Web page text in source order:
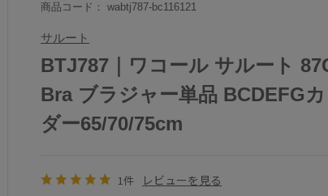
商品コード： wabtj787-bc116121
サルート
BTJ787｜ワコール サルート
Bra ブラジャー単品 BCDEFG
ダー65/70/75cm
1件 レビューを見る